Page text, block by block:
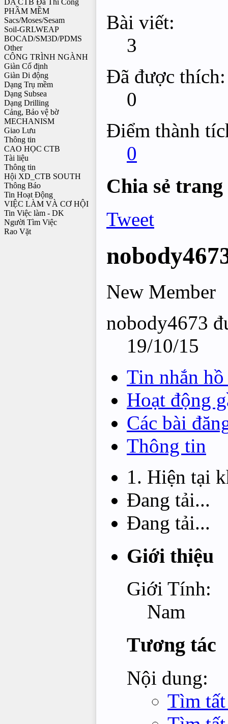
DA CTB Đã Thi Công
PHẦM MỀM
Sacs/Moses/Sesam
Soil-GRLWEAP
BOCAD/SM3D/PDMS
Other
CÔNG TRÌNH NGÀNH
Giàn Cố định
Giàn Di động
Dạng Trụ mềm
Dạng Subsea
Dạng Drilling
Cảng, Bảo vệ bờ
MECHANISM
Giao Lưu
Thông tin
CAO HỌC CTB
Tài liệu
Thông tin
Hội XD_CTB SOUTH
Thông Báo
Tin Hoạt Động
VIỆC LÀM VÀ CƠ HỘI
Tin Việc làm - DK
Người Tìm Việc
Rao Vặt
Bài viết:
3
Đã được thích:
0
Điểm thành
0
Chia sẻ trang
Tweet
New Member
nobody4673
19/10/15
Tin nhắn hồ
Hoạt động
Các bài
Thông tin
Hiện tại
Đang tải...
Đang tải...
Giới thiệu
Giới Tính:
Nam
Tương tác
Nội dung:
Tìm